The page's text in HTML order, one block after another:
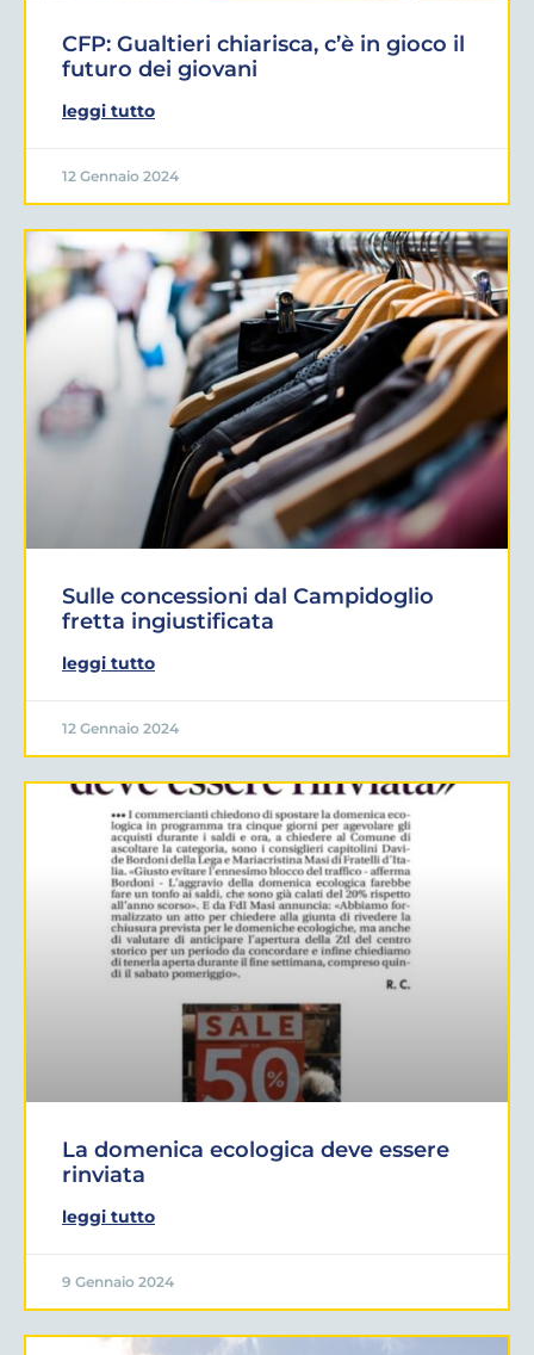
CFP: Gualtieri chiarisca, c’è in gioco il
futuro dei giovani
leggi tutto
12 Gennaio 2024
Sulle concessioni dal Campidoglio
fretta ingiustificata
leggi tutto
12 Gennaio 2024
La domenica ecologica deve essere
rinviata
leggi tutto
9 Gennaio 2024